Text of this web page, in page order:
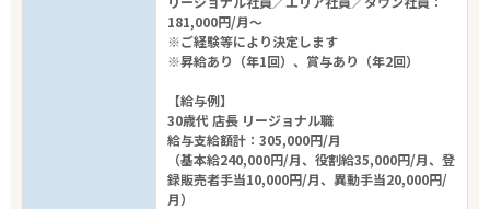
181,000円/月～
※ご経験等により決定します
※昇給あり（年1回）、賞与あり（年2回）
【給与例】
30歳代 店長 リージョナル職
給与支給額計：305,000円/月
（基本給240,000円/月、役割給35,000円/月、登
録販売者手当10,000円/月、異動手当20,000円/
月）